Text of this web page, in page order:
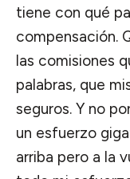
tiene con qué
compensación.
las comisiones
palabras, que
seguros. Y no
un esfuerzo
arriba pero a la